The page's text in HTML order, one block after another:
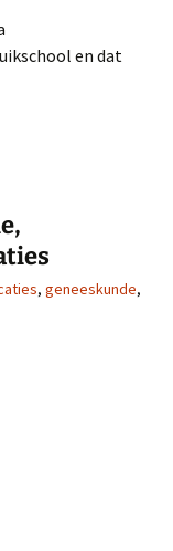
en dat
, geneeskunde,